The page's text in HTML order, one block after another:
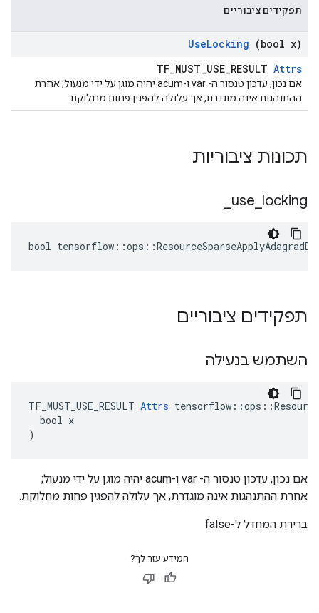
תפקידים ציבוריים
UseLocking (bool x)
TF_MUST_USE_RESULT Attrs
אם נכון, עדכון טנסור ה- var ו-acum יהיה מוגן על ידי מנעול; אחרת
ההתנהגות אינה מוגדרת, אך עלולה להפגין פחות מחלוקת.
תכונות ציבוריות
use locking
bool
תפקידים ציבוריים
השתמש בנעילה
TF_MUST_USE_RESULT Attrs
  bool x
)
אם נכון, עדכון טנסור ה- var ו-acum יהיה מוגן על ידי מנעול;
אחרת ההתנהגות אינה מוגדרת, אך עלולה להפגין פחות מחלוקת.
ברירת המחדל ל-false
המידע עזר לך?